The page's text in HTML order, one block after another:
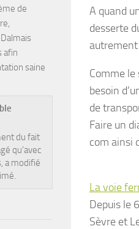
A quand
desserte
autrement
Comme le
besoin
de
Faire un
com ainsi
La voie
Depuis le
Sèvre et
de
afin
saine
du fait
qu’avec
a modifié